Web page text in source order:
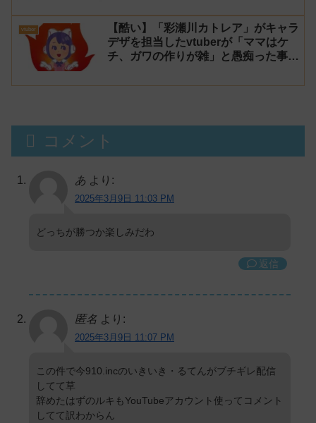
vtuber
【酷い】「彩瀬川カトレア」がキャラ
デザを担当したvtuberが「ママはケ
チ、ガワの作りが雑」と愚痴った事が
コメント
あ より:
2025年3月9日 11:03 PM
どっちが勝つか楽しみだわ
返信
匿名 より:
2025年3月9日 11:07 PM
この件で今910.incのいきいき・るてんがブチギレ配信
してて草
辞めたはずのルキもYouTubeアカウント使ってコメント
してて訳わからん